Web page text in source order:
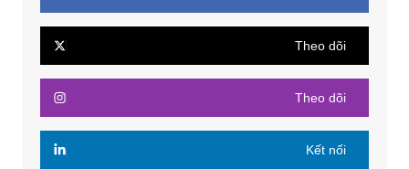
Theo dõi
Theo dõi
Kết nối